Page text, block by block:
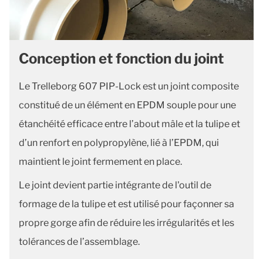
Conception et fonction du joint
Le Trelleborg 607 PIP-Lock est un joint composite
constitué de un élément en EPDM souple pour une
étanchéité efficace entre l’about mâle et la tulipe et
d’un renfort en polypropylène, lié à l’EPDM, qui
maintient le joint fermement en place.
Le joint devient partie intégrante de l'outil de
formage de la tulipe et est utilisé pour façonner sa
propre gorge afin de réduire les irrégularités et les
tolérances de l’assemblage.